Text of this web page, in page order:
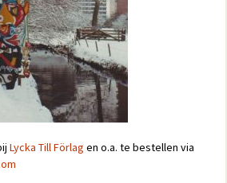
Lycka Till Förlag en o.a. te bestellen via